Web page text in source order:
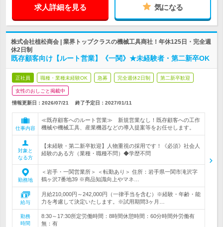
求人詳細を見る 気になる
株式会社植松商会 | 業界トップクラスの機械工具商社！年休125日・完全週
休2日制
既存顧客向け【ルート営業】《一関》★未経験者・第二新卒OK
正社員 職種・業種未経験OK 急募 完全週休2日制 第二新卒歓迎
女性のおしごと掲載中
情報更新日：2026/07/21 終了予定日： 2027/01/11
仕事内容
≪既存顧客へのルート営業≫ 新規営業なし！既存顧客への工作
機械や機械工具、産業機器などの導入提案等をお任せします。
対象と
なる方
【未経験・第二新卒歓迎】人物重視の採用です！《必須》社会人
経験のある方（業種・職種不問）◆学歴不問
勤務地
＜岩手・一関営業所＞ ＜転勤あり＞ 住所：岩手県一関市滝沢字
鶴ヶ沢7番地39 ※商品知識向上やマネ…
給与
月給210,000円～242,000円（一律手当を含む）※経験・年齢・能
力を考慮して決定いたします。※試用期間3ヶ月…
勤務
時間
8:30～17:30所定労働時間：8時間休憩時間：60分時間外労働有
無：有